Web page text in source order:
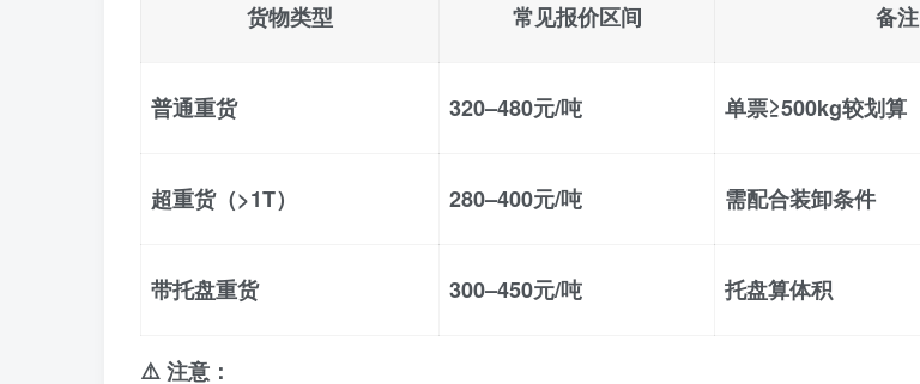
货物类型 常见报价区间 备注
普通重货 320–480元/吨 单票≥500kg较划算
超重货（>1T） 280–400元/吨 需配合装卸条件
带托盘重货 300–450元/吨 托盘算体积
⚠️ 注意：